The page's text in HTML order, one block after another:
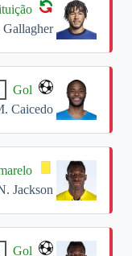
Gallagher
Gol
Caicedo
Jackson
Gol